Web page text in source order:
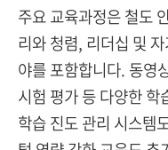
주요 교육과정은 철도
리와 청렴, 리더십 및
야를 포함합니다. 동영
시험 평가 등 다양한
학습 진도 관리 시스템